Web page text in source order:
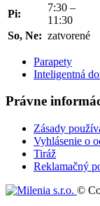
Pi:
7:30 –
11:30
So, Ne: zatvorené
Parapety
Inteligentná
Právne
Zásady
Vyhlásenie o
Tiráž
Reklamačný
©